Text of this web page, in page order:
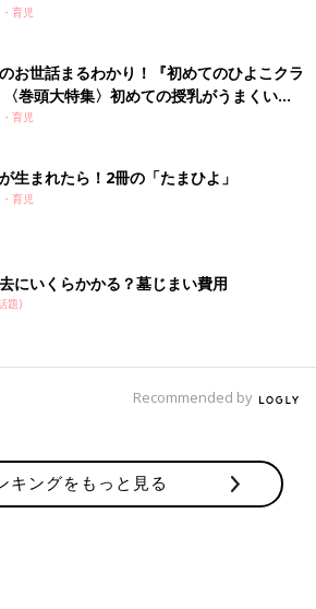
育児
お世話まるわかり！『初めてのひよこクラ
巻頭大特集〉初めての授乳がうまくい
い・ミルクの基本と夏のトラブル 解決テ
育児
生まれたら！2冊の「たまひよ」
育児
にいくらかかる？墓じまい費用
題)
Recommended by
キングをもっと見る